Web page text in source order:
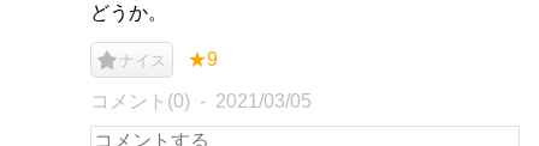
どうか。
ナイス ★9
コメント(0) 2021/03/05